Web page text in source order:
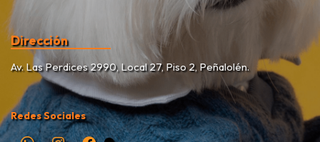
Dirección
Av. Las Perdices 2990, Local 27, Piso 2, Peñalolén.
Redes Sociales